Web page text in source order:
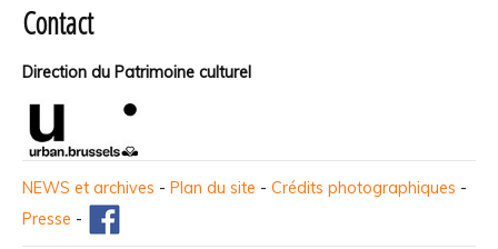
Contact
Direction du Patrimoine culturel
NEWS et archives - Plan du site - Crédits photographiques -
Presse -